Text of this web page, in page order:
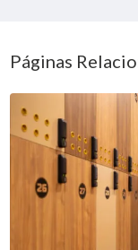
Páginas